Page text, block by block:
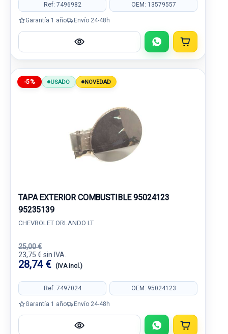
Ref: 7496982 OEM: 13579557
Garantía 1 año Envío 24-48h
-5% USADO NOVEDAD
TAPA EXTERIOR COMBUSTIBLE 95024123
95235139
CHEVROLET ORLANDO LT
25,00 €
23,75 € sin IVA.
28,74 € (IVA incl.)
Ref: 7497024 OEM: 95024123
Garantía 1 año Envío 24-48h